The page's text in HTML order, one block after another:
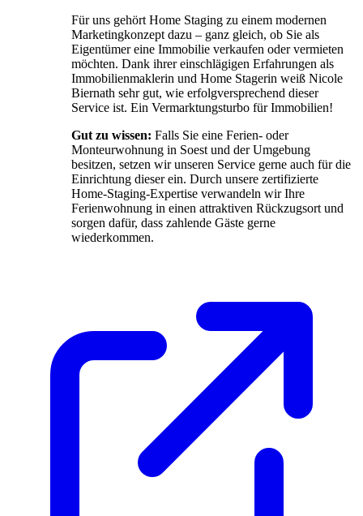
Für uns gehört Home Staging zu einem modernen
Marketingkonzept dazu – ganz gleich, ob Sie als
Eigentümer eine Immobilie verkaufen oder vermieten
möchten. Dank ihrer einschlägigen Erfahrungen als
Immobilienmaklerin und Home Stagerin weiß Nicole
Biernath sehr gut, wie erfolgversprechend dieser
Service ist. Ein Vermarktungsturbo für Immobilien!
Gut zu wissen: Falls Sie eine Ferien- oder
Monteurwohnung in Soest und der Umgebung
besitzen, setzen wir unseren Service gerne auch für die
Einrichtung dieser ein. Durch unsere zertifizierte
Home-Staging-Expertise verwandeln wir Ihre
Ferienwohnung in einen attraktiven Rückzugsort und
sorgen dafür, dass zahlende Gäste gerne
wiederkommen.